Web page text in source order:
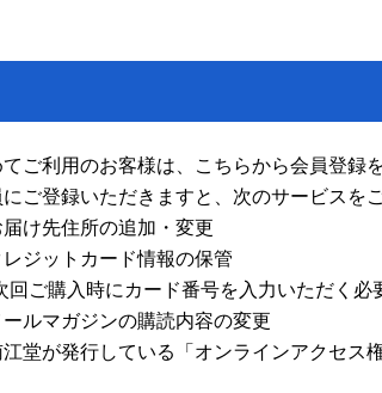
ご利用のお客様は、こちらから会員登録
ご登録いただきますと、次のサービスを
届け先住所の追加・変更
レジットカード情報の保管
ご購入時にカード番号を入力いただく必
ールマガジンの購読内容の変更
江堂が発行している「オンラインアクセス